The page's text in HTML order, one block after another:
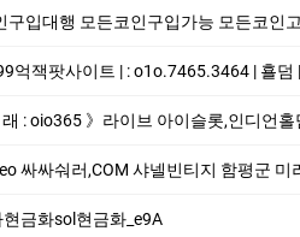
행 모든코인구입가능 모든코인고가매입 개
억잭­팟사이트 | : o1o.7465.3464 | 횰덤
: oio365 》라이브 아이슬롯,인디언홀
숴러,COM 샤넬빈티지 함평군 미러급 1대1
금화sol현금화_e9A